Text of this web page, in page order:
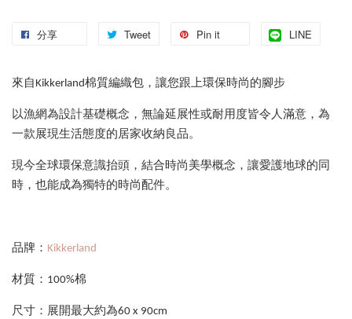
分享 Tweet Pin it LINE
來自Kikkerland棉質編織包，讓您跟上環保時尚的腳步
以漁網為設計基礎概念，無論延展性或耐用度皆令人滿意，為
一款展現生活態度的居家收納良品。
現今全球環保意識抬頭，結合時尚美學概念，讓愛護地球的同
時，也能成為獨特的時尚配件。
品牌： Kikkerland
材質：100%棉
尺寸：展開最大約為60 x 90cm